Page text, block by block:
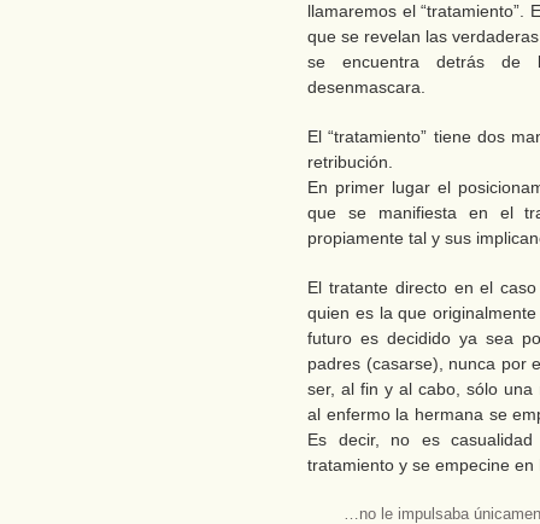
llamaremos el “tratamiento”.
que se revelan las
se encuentra detrás de
desenmascara.
El “tratamiento” tiene dos
retribución.
En primer lugar el
que se manifiesta en el
propiamente tal y sus
El tratante directo en el
quien es la que
futuro es decidido ya sea
padres (casarse), nunca por
ser, al fin y al cabo, sólo una
al enfermo la hermana se
Es decir, no es
tratamiento y se empecine en
…no le impulsaba